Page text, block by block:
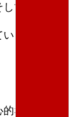
てそこで
るＬＧＢ
な問題に